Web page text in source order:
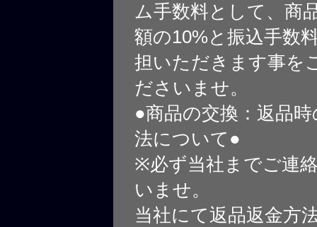
ム手数料として、商
額の10%と振込手数
担いただきます事を
ださいませ。
●商品の交換：返品
法について●
※必ず当社までご連
いませ。
当社にて返品返金方